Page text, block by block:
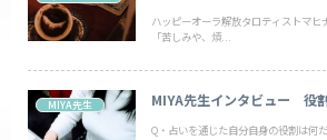
ハッピーオーラ解放タロティストマ
「苦しみや、煩...
MIYA先生 MIYA先生インタビュー 役
Q・占いを通じた自分自身の役割は何